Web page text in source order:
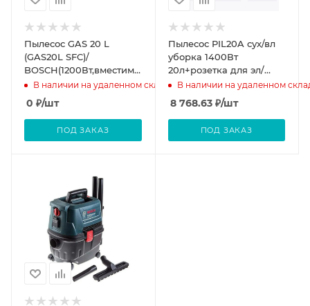
Пылесос GAS 20 L
(GAS20L SFC)/
BOSCH(1200Вт,вместим.19л,макс.разр.215м/
бар) (шт)
В наличии на удаленном складе
0 ₽/шт
ПОД ЗАКАЗ
Пылесос PIL20A сух/вл
уборка 1400Вт
20л+розетка для эл/
инстр. Hammer Flex
В наличии на удаленном
8 768.63₽/шт
ПОД ЗАКАЗ